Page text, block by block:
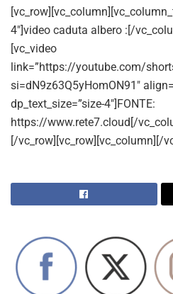
4″]video caduta albero :[/
[vc_video
link=”https://youtube.com/
si=dN9z63Q5yHomON91″
dp_text_size=”size-4″]FONTE:
https://www.rete7.cloud[/
[/vc_row][vc_row][vc_column][/